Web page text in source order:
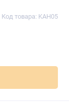
Код товара: KAH05